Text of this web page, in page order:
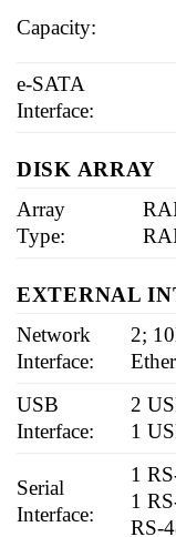
Capacity:
e-SATA
Interface:
DISK ARRAY
Array
Type:
EXTERNAL
Network
Interface:
2;
USB
Interface:
2
1
Serial
Interface:
1
1
RS-